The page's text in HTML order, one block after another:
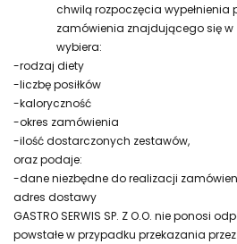
chwilą rozpoczęcia wypełnienia
zamówienia znajdującego się w
wybiera:
-rodzaj diety
-liczbę posiłków
-kaloryczność
-okres zamówienia
-ilość dostarczonych zestawów,
oraz podaje:
-dane niezbędne do realizacji
adres dostawy
GASTRO SERWIS SP. Z O.O. nie ponosi
powstałe w przypadku przekazania